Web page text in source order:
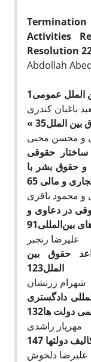
Activities
Abdollah
الملل عمومی1
باغبان کندری
بین الملل35
و محسن محبی
حقوق بشر با
و مالی 65
و محمود باقری
در دعاوی و
بین‌المللی91
علیرضا رنجبر
حقوق بین
الملل123
شهرام زرنشان
دادگستری
دولت ها132
مهریار راشدی
دولتها 147
علیرضا دلخوش